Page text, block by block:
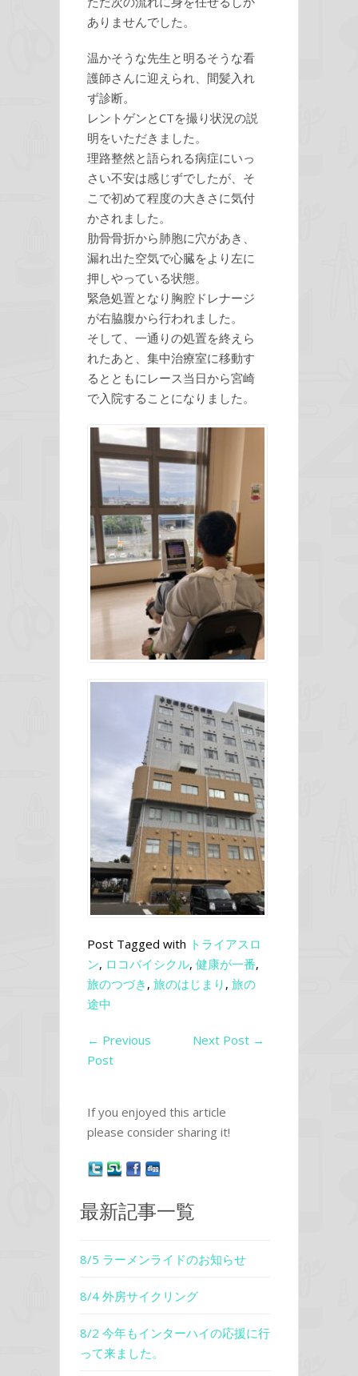
ありませんでした。
温かそうな先生と明るそうな看
護師さんに迎えられ、間髪入れ
ず診断。
レントゲンとCTを撮り状況の説
明をいただきました。
理路整然と語られる病症にいっ
さい不安は感じずでしたが、そ
こで初めて程度の大きさに気付
かされました。
肋骨骨折から肺胞に穴があき、
漏れ出た空気で心臓をより左に
押しやっている状態。
緊急処置となり胸腔ドレナージ
が右脇腹から行われました。
そして、一通りの処置を終えら
れたあと、集中治療室に移動す
るとともにレース当日から宮崎
で入院することになりました。
Post Tagged with トライアスロ
ン, ロコバイシクル, 健康が一番,
旅のつづき , 旅のはじまり , 旅の
途中
← Previous
Post
Next Post →
If you enjoyed this article
please consider sharing it!
最新記事一覧
8/5 ラーメンライドのお知らせ
8/4 外房サイクリング
8/2 今年もインターハイの応援に行
って来ました。